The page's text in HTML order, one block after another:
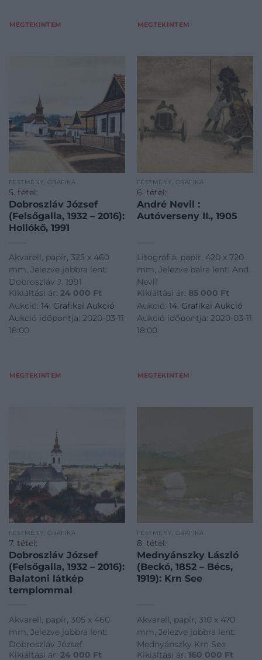
MEGTEKINTEM MEGTEKINTEM
FESTMÉNY, GRAFIKA
5. tétel:
Dobroszláv József
(Felsőgalla, 1932 – 2016):
Hollókő, 1991
Akvarell, papír, 325 x 460
mm, Jelezve jobbra lent:
Dobroszláv J. 1991
Kikiáltási ár: 24 000 Ft
Aukció: 14. Grafikai Aukció
Aukció időpontja: 2020-03-11
18:00
MEGTEKINTEM
FESTMÉNY, GRAFIKA
6. tétel:
André Nevil :
Autóverseny II., 1905
Litográfia, papír, 420 x 720
mm, Jelezve balra lent: And.
Nevil
Kikiáltási ár: 85 000 Ft
Aukció: 14. Grafikai Aukció
Aukció időpontja: 2020-03-11
18:00
MEGTEKINTEM
FESTMÉNY, GRAFIKA
7. tétel:
Dobroszláv József
(Felsőgalla, 1932 – 2016):
Balatoni látkép
templommal
Akvarell, papír, 305 x 460
mm, Jelezve jobbra lent:
Dobroszláv József
Kikiáltási ár: 24 000 Ft
FESTMÉNY, GRAFIKA
8. tétel:
Mednyánszky László
(Beckó, 1852 – Bécs,
1919): Krn See
Akvarell, papír, 310 x 470
mm, Jelezve jobbra lent:
Mednyánszky Krn See
Kikiáltási ár: 160 000 Ft